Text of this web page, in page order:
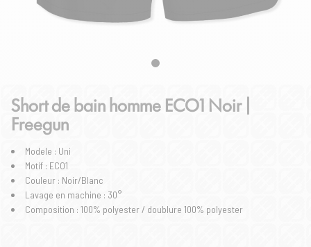
Short de bain homme ECO1 Noir |
Freegun
Modele : Uni
Motif : ECO1
Couleur : Noir/Blanc
Lavage en machine : 30°
Composition : 100% polyester / doublure 100% polyester